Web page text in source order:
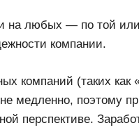
на любых — по той
компании.
компаний (таких
медленно, поэтому
перспективе.